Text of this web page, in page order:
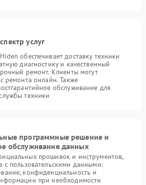
услуг
обеспечивает доставку техники
диагностику и качественный
ремонт. Клиенты могут
ремонта онлайн. Также
обслуживание для
техники
программные решение и
обслуживание данных
прошивок и инструментов,
с пользовательскими данными:
конфиденциальность и
при необходимости